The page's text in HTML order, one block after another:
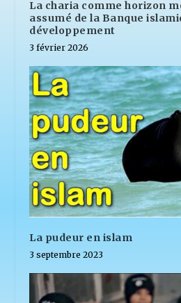
La charia comme horizon
assumé de la Banque
développement
3 février 2026
La pudeur en islam
3 septembre 2023